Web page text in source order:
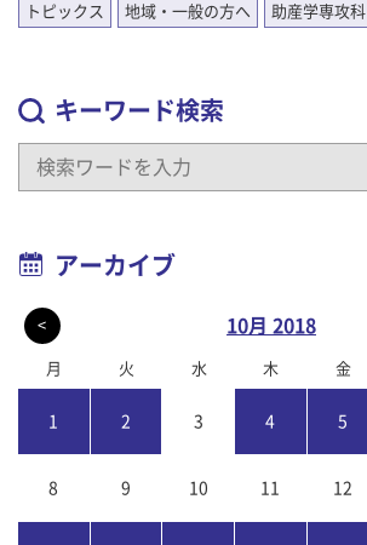
トピックス 地域・一般の方へ 助産学専攻科
キーワード検索
アーカイブ
< 10月 2018
月 火 水 木 金
1 2 3 4 5
8 9 10 11 12